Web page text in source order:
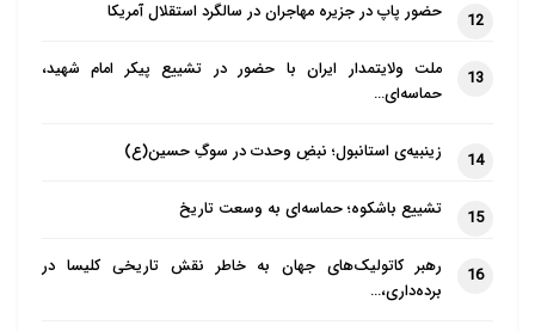
نمایند.
سازمان ملل متحد انتظار داریم تا با بهره
گیری از ابزارهای لازم و موثر از نظام
نموده و با تنها نگذاشتن مردم افغانستان ،
از تسلط دوباره طالبان که کارنامه ننگین
12 حضور پاپ در جزیره مهاجران در سالگرد استقلال آمریکا
13
ملت ولایتمدار ایران با حضور در تشییع پیکر امام شهید،
حماسه‌ای…
14 زینبیه‌ی استانبول؛ نبضِ وحدت در سوگِ حسین(ع)
15 تشییع باشکوه؛ حماسه‌ای به وسعت تاریخ
16
رهبر کاتولیک‌های جهان به خاطر نقش تاریخی کلیسا در
برده‌داری،…